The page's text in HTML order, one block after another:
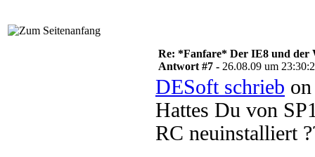
Re: *Fanfare* Der IE8 und der
Antwort #7 - 26.08.09 um
DESoft schrieb
Hattes Du von
RC neuinstalliert